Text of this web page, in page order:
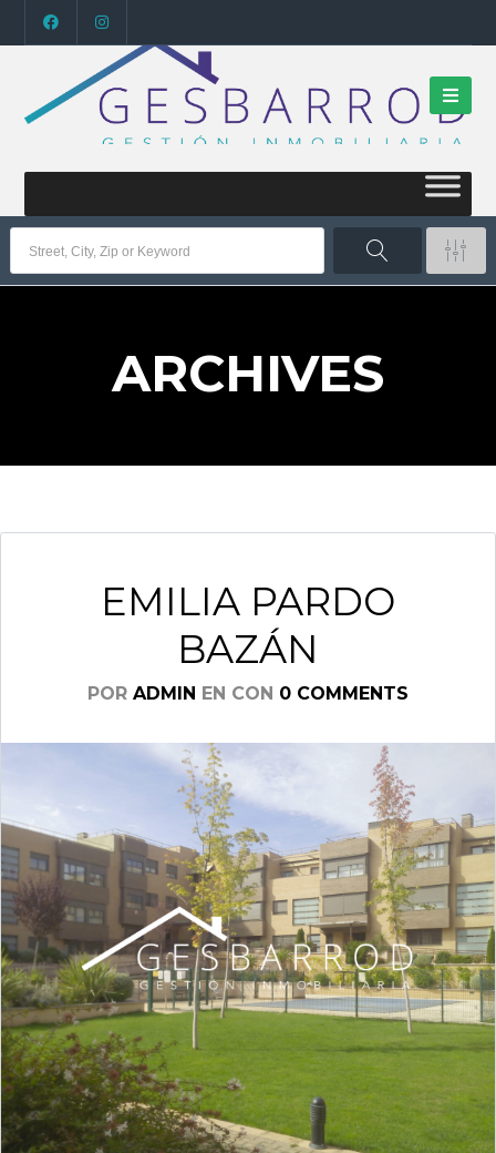
Log in
Don't have an account?Create
your account,it takes less than
a minute.
Nombre de usuario
Password
INICIAR SESIÓN
ARCHIVES
EMILIA PARDO
BAZÁN
POR ADMIN EN CON 0 COMMENTS